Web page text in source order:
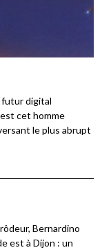
futur digital
cet homme
le plus abrupt
Bernardino
est à Dijon : un